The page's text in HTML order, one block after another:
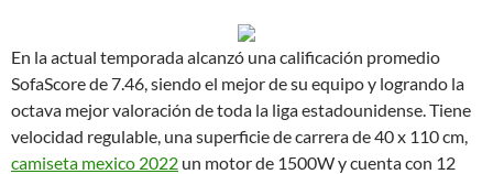
En la actual temporada alcanzó una calificación promedio
SofaScore de 7.46, siendo el mejor de su equipo y logrando la
octava mejor valoración de toda la liga estadounidense. Tiene
velocidad regulable, una superficie de carrera de 40 x 110 cm,
camiseta mexico 2022 un motor de 1500W y cuenta con 12